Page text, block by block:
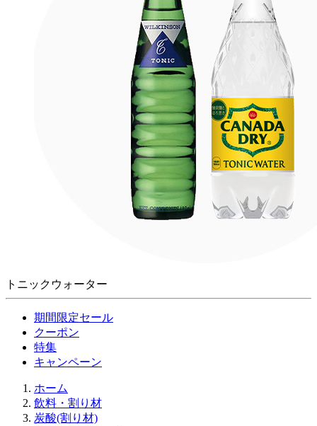
トニックウォーター
期間限定セール
クーポン
特集
キャンペーン
ホーム
飲料・割り材
炭酸(割り材)